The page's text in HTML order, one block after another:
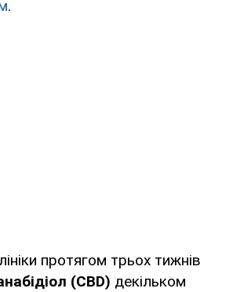
.
протягом трьох тижнів
(CBD) декільком